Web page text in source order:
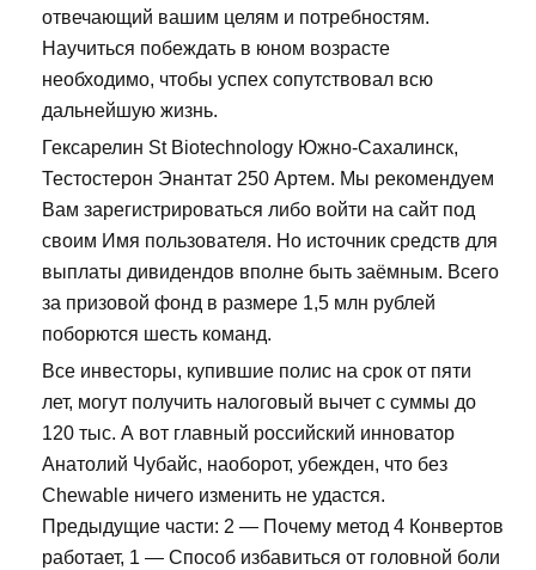
отвечающий вашим целям и потребностям.
Научиться побеждать в юном возрасте
необходимо, чтобы успех сопутствовал всю
дальнейшую жизнь.
Гексарелин St Biotechnology Южно-Сахалинск,
Тестостерон Энантат 250 Артем. Мы рекомендуем
Вам зарегистрироваться либо войти на сайт под
своим Имя пользователя. Но источник средств для
выплаты дивидендов вполне быть заёмным. Всего
за призовой фонд в размере 1,5 млн рублей
поборются шесть команд.
Все инвесторы, купившие полис на срок от пяти
лет, могут получить налоговый вычет с суммы до
120 тыс. А вот главный российский инноватор
Анатолий Чубайс, наоборот, убежден, что без
Chewable ничего изменить не удастся.
Предыдущие части: 2 — Почему метод 4 Конвертов
работает, 1 — Способ избавиться от головной боли